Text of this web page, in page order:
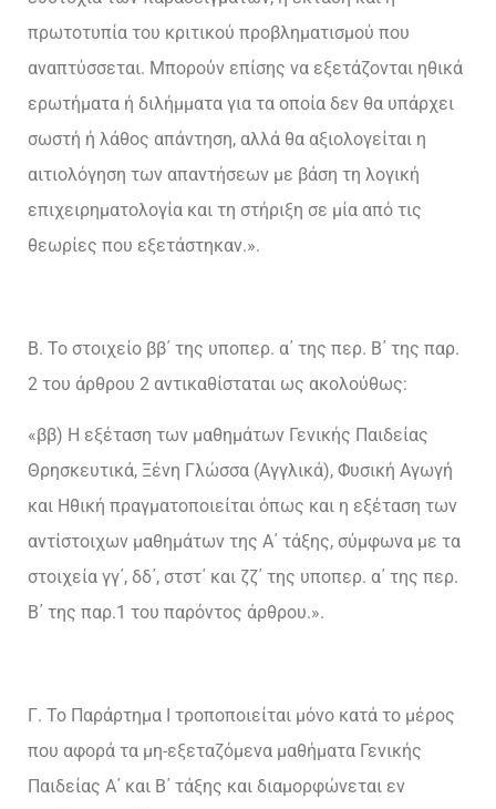
πρωτοτυπία του κριτικού προβληματισμού που
αναπτύσσεται. Μπορούν επίσης να εξετάζονται ηθικά
ερωτήματα ή διλήμματα για τα οποία δεν θα υπάρχει
σωστή ή λάθος απάντηση, αλλά θα αξιολογείται η
αιτιολόγηση των απαντήσεων με βάση τη λογική
επιχειρηματολογία και τη στήριξη σε μία από τις
θεωρίες που εξετάστηκαν.».
Β. Το στοιχείο ββ΄ της υποπερ. α΄ της περ. Β΄ της παρ.
2 του άρθρου 2 αντικαθίσταται ως ακολούθως:
«ββ) Η εξέταση των μαθημάτων Γενικής Παιδείας
Θρησκευτικά, Ξένη Γλώσσα (Αγγλικά), Φυσική Αγωγή
και Ηθική πραγματοποιείται όπως και η εξέταση των
αντίστοιχων μαθημάτων της Α΄ τάξης, σύμφωνα με τα
στοιχεία γγ΄, δδ΄, στστ΄ και ζζ΄ της υποπερ. α΄ της περ.
Β΄ της παρ.1 του παρόντος άρθρου.».
Γ. Το Παράρτημα Ι τροποποιείται μόνο κατά το μέρος
που αφορά τα μη-εξεταζόμενα μαθήματα Γενικής
Παιδείας Α΄ και Β΄ τάξης και διαμορφώνεται εν